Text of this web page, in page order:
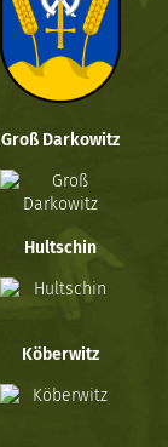
Groß Darkowitz
Hultschin
Köberwitz